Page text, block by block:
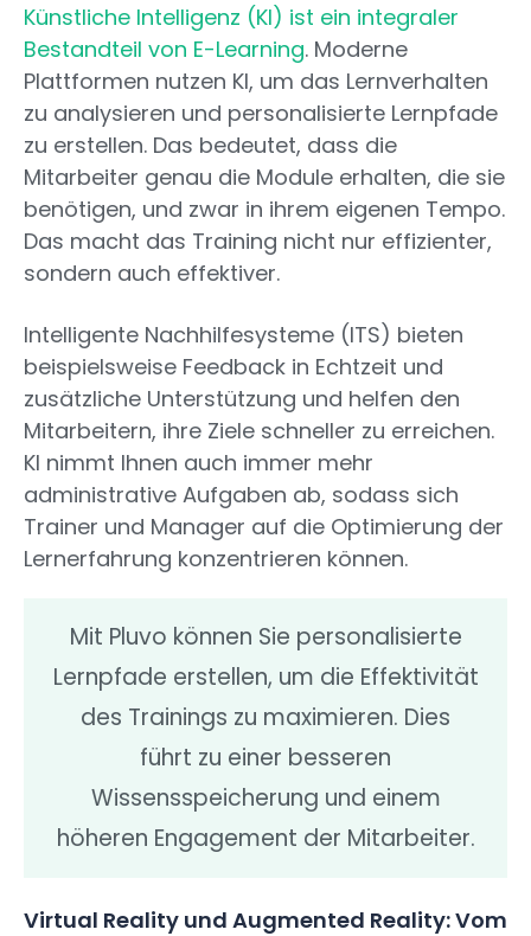
Künstliche Intelligenz (KI) ist ein integraler
Bestandteil von E-Learning. Moderne
Plattformen nutzen KI, um das Lernverhalten
zu analysieren und personalisierte Lernpfade
zu erstellen. Das bedeutet, dass die
Mitarbeiter genau die Module erhalten, die sie
benötigen, und zwar in ihrem eigenen Tempo.
Das macht das Training nicht nur effizienter,
sondern auch effektiver.
Intelligente Nachhilfesysteme (ITS) bieten
beispielsweise Feedback in Echtzeit und
zusätzliche Unterstützung und helfen den
Mitarbeitern, ihre Ziele schneller zu erreichen.
KI nimmt Ihnen auch immer mehr
administrative Aufgaben ab, sodass sich
Trainer und Manager auf die Optimierung der
Lernerfahrung konzentrieren können.
Mit Pluvo können Sie personalisierte
Lernpfade erstellen, um die Effektivität
des Trainings zu maximieren. Dies
führt zu einer besseren
Wissensspeicherung und einem
höheren Engagement der Mitarbeiter.
Virtual Reality und Augmented Reality: Vom